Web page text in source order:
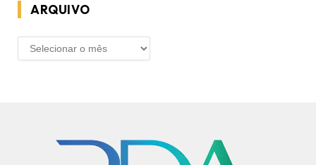
ARQUIVO
ARQUIVO